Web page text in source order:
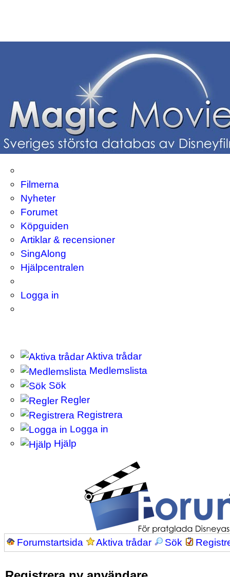
Filmerna
Nyheter
Forumet
Köpguiden
Artiklar & recensioner
SingAlong
Hjälpcentralen
Logga in
Aktiva trådar
Medlemslista
Sök
Regler
Registrera
Logga in
Hjälp
Forumstartsida Aktiva trådar Sök